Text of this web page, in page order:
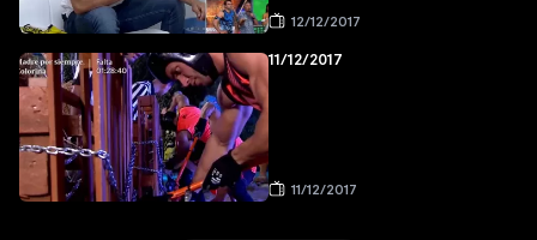
12/12/2017
11/12/2017
11/12/2017